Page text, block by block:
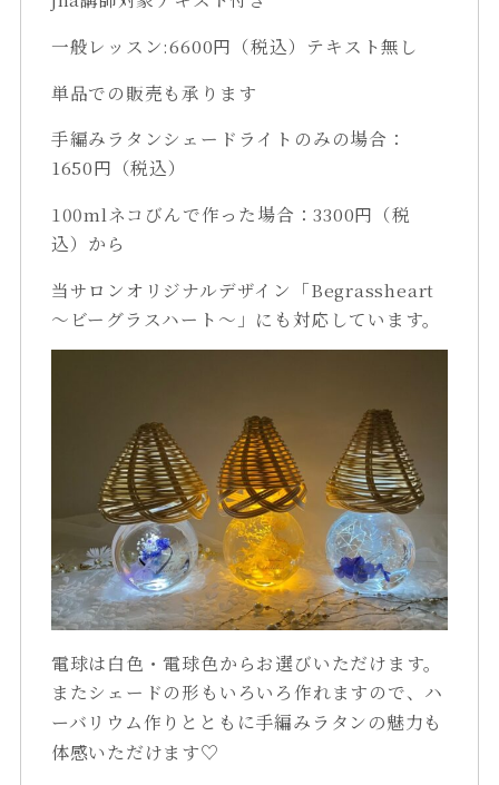
一般レッスン:6600円（税込）テキスト無し
単品での販売も承ります
手編みラタンシェードライトのみの場合：
1650円（税込）
100mlネコびんで作った場合：3300円（税
込）から
当サロンオリジナルデザイン「Begrassheart
～ビーグラスハート～」にも対応しています。
電球は白色・電球色からお選びいただけます。
またシェードの形もいろいろ作れますので、 ハ
ーバリウム作りとともに手編みラタンの魅力も
体感いただけます♡